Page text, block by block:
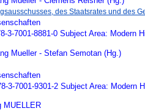
des Staatsrates und des
3-7001-8881-0 Subject Area: Modern
Mueller - Stefan Semotan (Hg.)
3-7001-9301-2 Subject Area: Modern
MUELLER